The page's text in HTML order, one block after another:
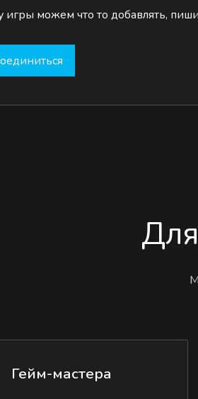
игры можем что то добавлять,
Гейм-мастера